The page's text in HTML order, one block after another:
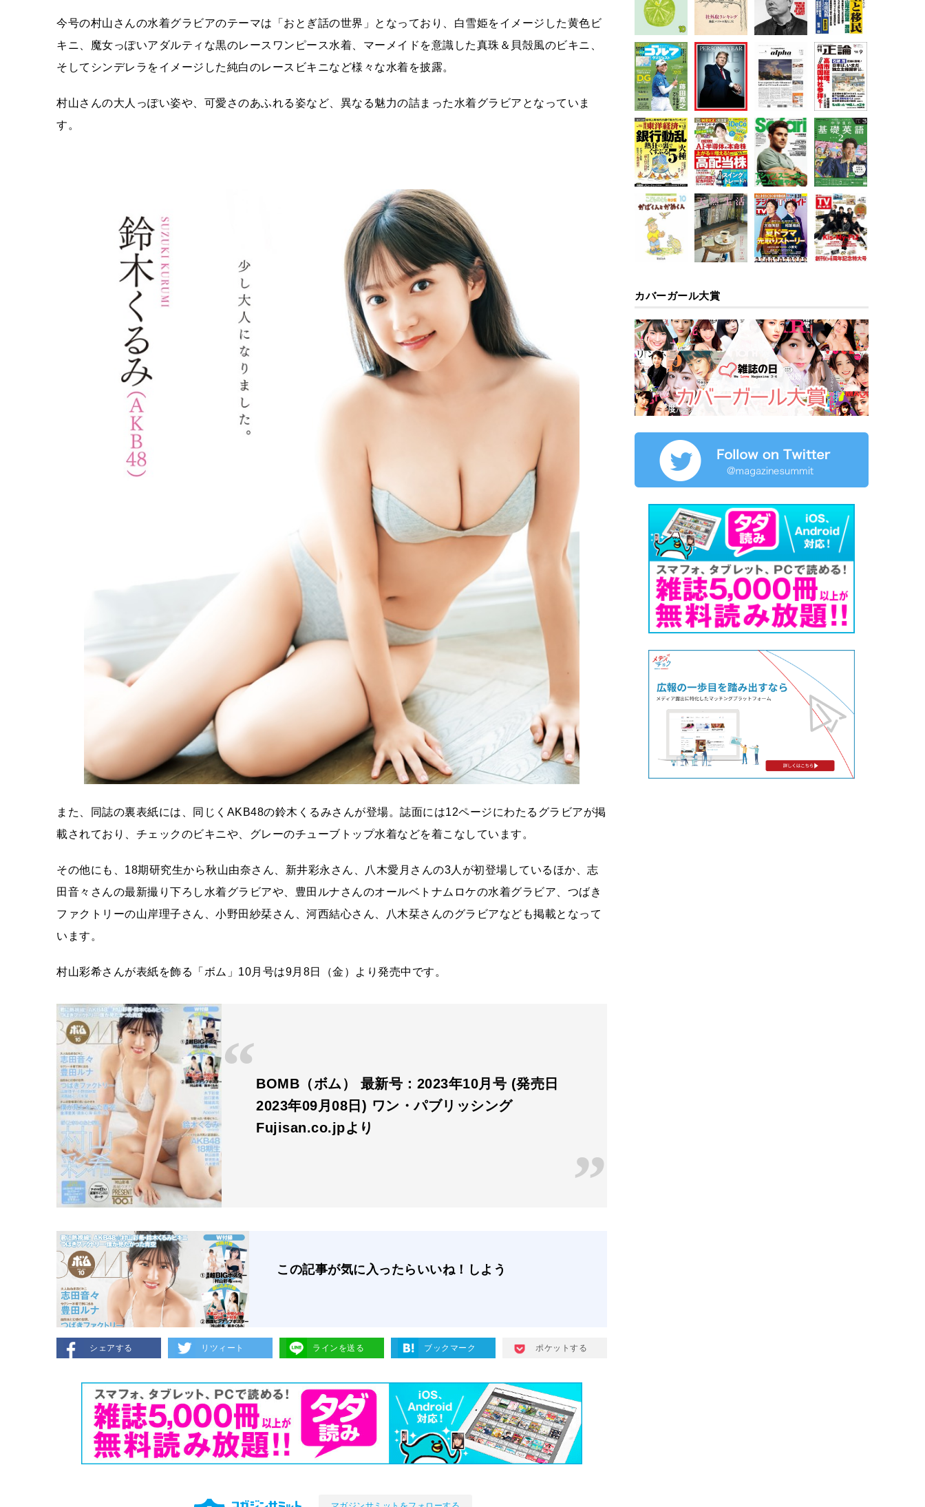
今号の村山さんの水着グラビアのテーマは「おとぎ話の世界」となっており、白雪姫をイメージした黄色ビ
キニ、魔女っぽいアダルティな黒のレースワンピース水着、マーメイドを意識した真珠＆貝殻風のビキニ、
そしてシンデレラをイメージした純白のレースビキニなど様々な水着を披露。
村山さんの大人っぽい姿や、可愛さのあふれる姿など、異なる魅力の詰まった水着グラビアとなっていま
す。
また、同誌の裏表紙には、同じくAKB48の鈴木くるみさんが登場。誌面には12ページにわたるグラビアが掲
載されており、チェックのビキニや、グレーのチューブトップ水着などを着こなしています。
その他にも、18期研究生から秋山由奈さん、新井彩永さん、八木愛月さんの3人が初登場しているほか、志
田音々さんの最新撮り下ろし水着グラビアや、豊田ルナさんのオールベトナムロケの水着グラビア、つばき
ファクトリーの山岸理子さん、小野田紗栞さん、河西結心さん、八木栞さんのグラビアなども掲載となって
います。
村山彩希さんが表紙を飾る「ボム」10月号は9月8日（金）より発売中です。
BOMB（ボム） 最新号：2023年10月号 (発売日
2023年09月08日) ワン・パブリッシング
Fujisan.co.jpより
この記事が気に入ったらいいね！しよう
シェアする リツィート ラインを送る ブックマーク ポケットする
カバーガール大賞